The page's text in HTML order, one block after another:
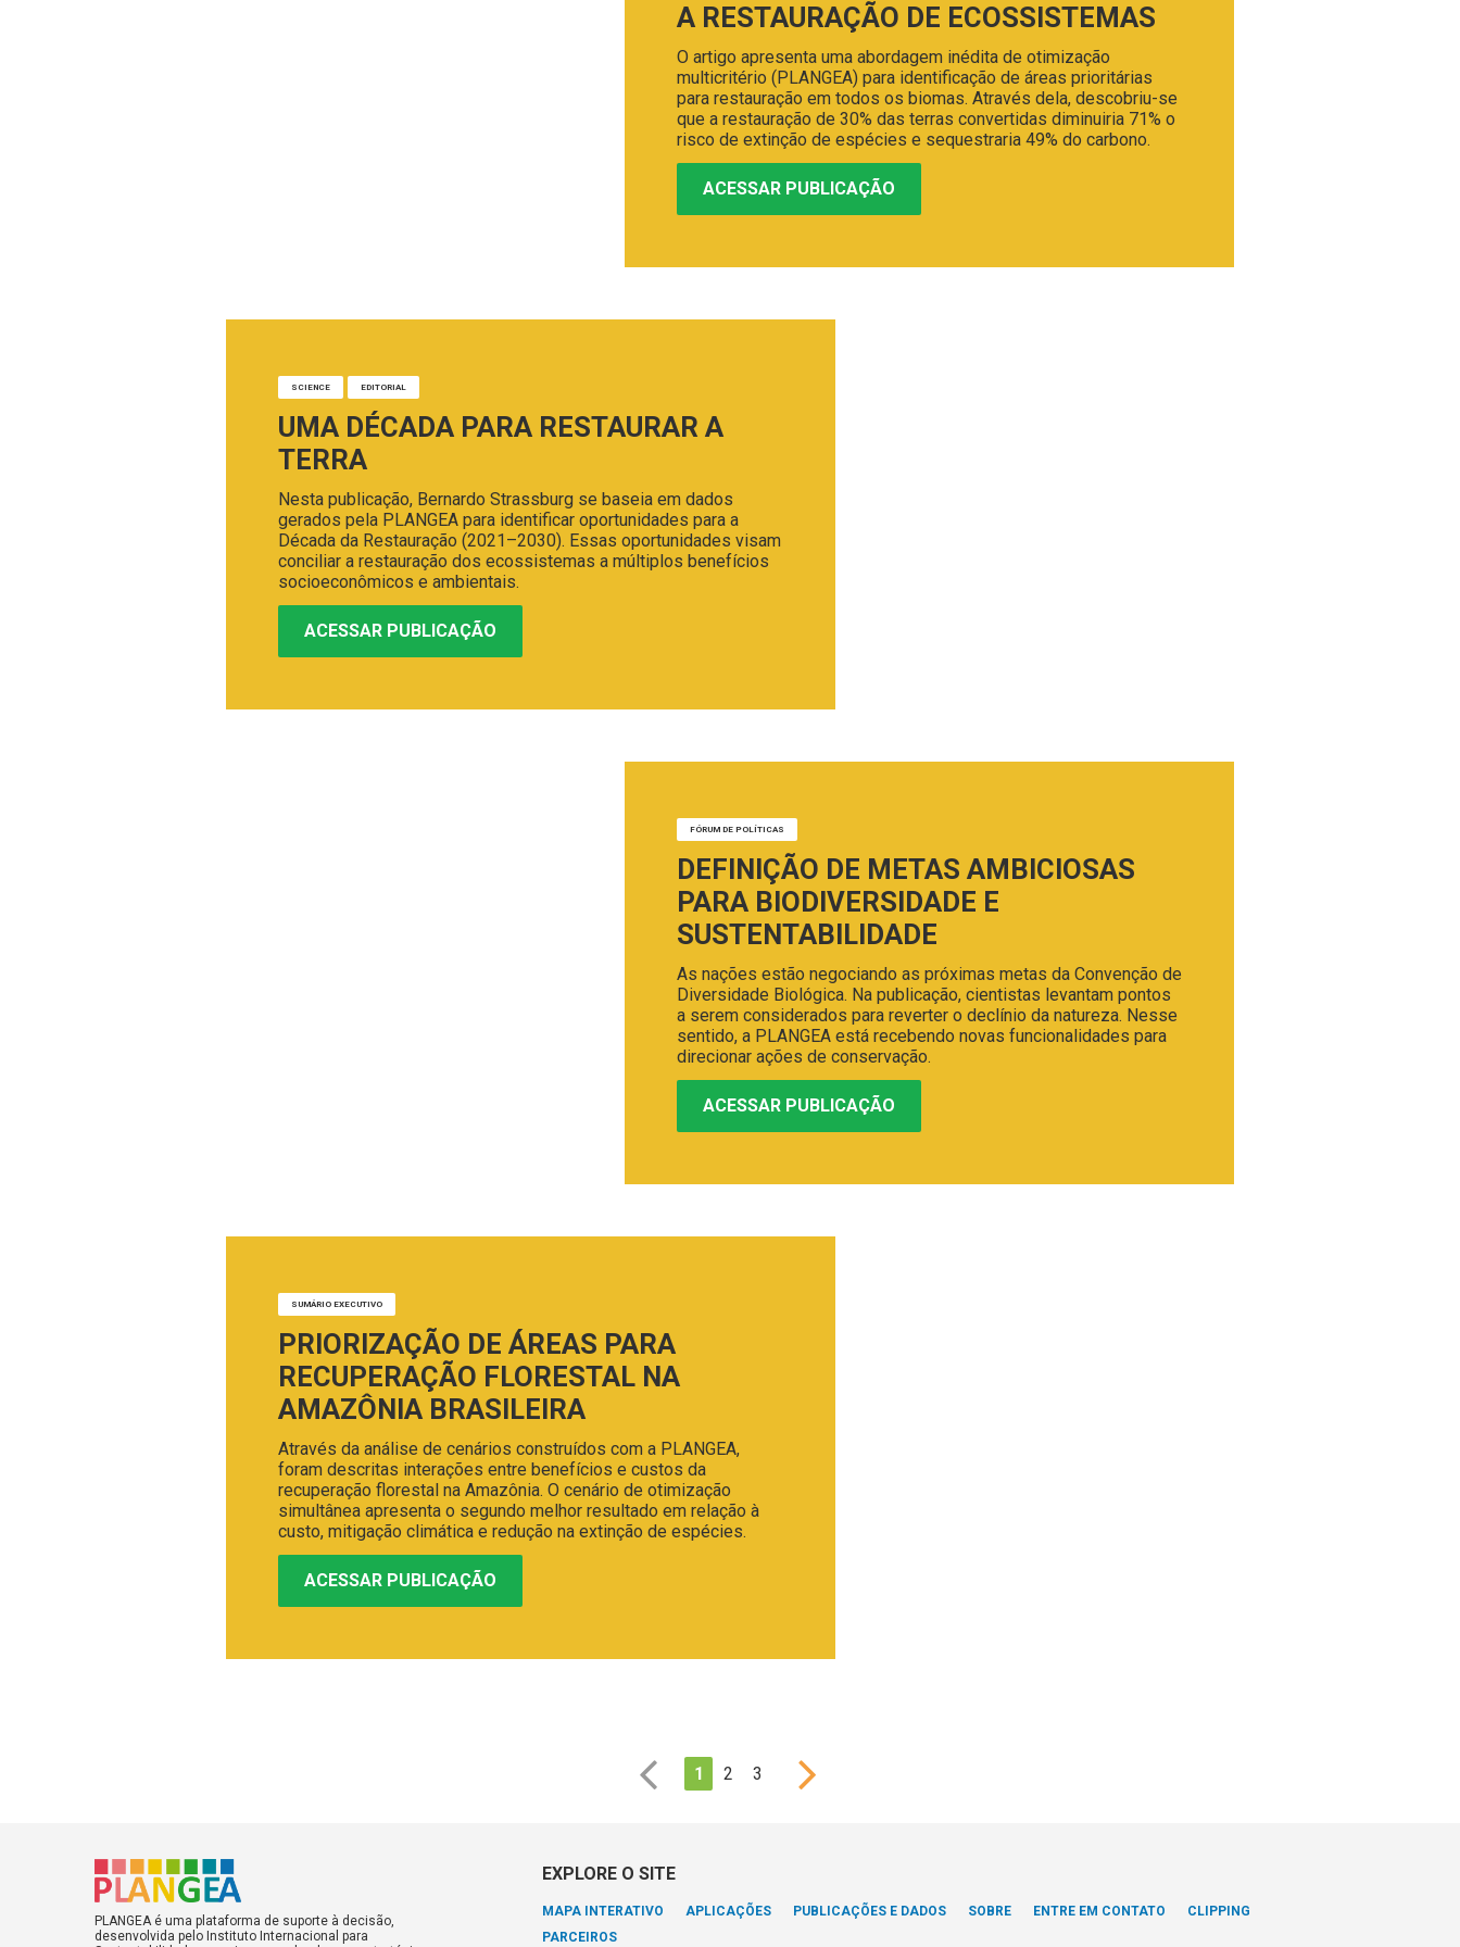
A RESTAURAÇÃO DE ECOSSISTEMAS
O artigo apresenta uma abordagem inédita de otimização
multicritério (PLANGEA) para identificação de áreas prioritárias
para restauração em todos os biomas. Através dela, descobriu-se
que a restauração de 30% das terras convertidas diminuiria 71% o
risco de extinção de espécies e sequestraria 49% do carbono.
ACESSAR PUBLICAÇÃO
SCIENCE EDITORIAL
UMA DÉCADA PARA RESTAURAR A
TERRA
Nesta publicação, Bernardo Strassburg se baseia em dados
gerados pela PLANGEA para identificar oportunidades para a
Década da Restauração (2021–2030). Essas oportunidades visam
conciliar a restauração dos ecossistemas a múltiplos benefícios
socioeconômicos e ambientais.
ACESSAR PUBLICAÇÃO
FÓRUM DE POLÍTICAS
DEFINIÇÃO DE METAS AMBICIOSAS
PARA BIODIVERSIDADE E
SUSTENTABILIDADE
As nações estão negociando as próximas metas da Convenção de
Diversidade Biológica. Na publicação, cientistas levantam pontos
a serem considerados para reverter o declínio da natureza. Nesse
sentido, a PLANGEA está recebendo novas funcionalidades para
direcionar ações de conservação.
ACESSAR PUBLICAÇÃO
SUMÁRIO EXECUTIVO
PRIORIZAÇÃO DE ÁREAS PARA
RECUPERAÇÃO FLORESTAL NA
AMAZÔNIA BRASILEIRA
Através da análise de cenários construídos com a PLANGEA,
foram descritas interações entre benefícios e custos da
recuperação florestal na Amazônia. O cenário de otimização
simultânea apresenta o segundo melhor resultado em relação à
custo, mitigação climática e redução na extinção de espécies.
ACESSAR PUBLICAÇÃO
1 2 3
PLANGEA é uma plataforma de suporte à decisão,
desenvolvida pelo Instituto Internacional para
EXPLORE O SITE
MAPA INTERATIVO APLICAÇÕES PUBLICAÇÕES E DADOS SOBRE ENTRE EM CONTATO
CLIPPING
PARCEIROS